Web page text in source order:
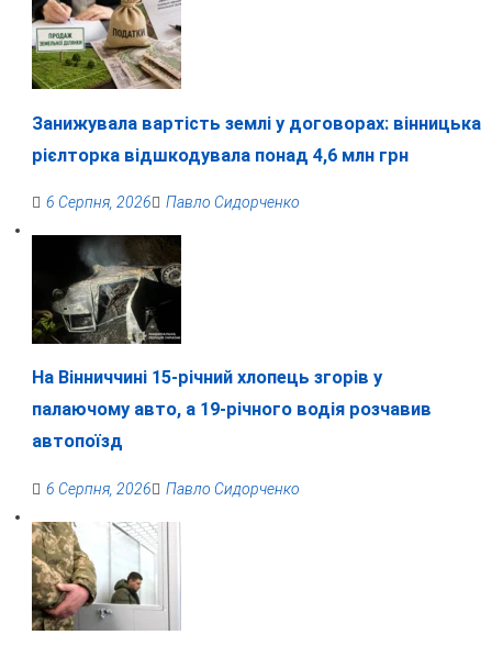
Занижувала вартість землі у договорах: вінницька
рієлторка відшкодувала понад 4,6 млн грн
6 Серпня, 2026 Павло Сидорченко
На Вінниччині 15-річний хлопець згорів у
палаючому авто, а 19-річного водія розчавив
автопоїзд
6 Серпня, 2026 Павло Сидорченко